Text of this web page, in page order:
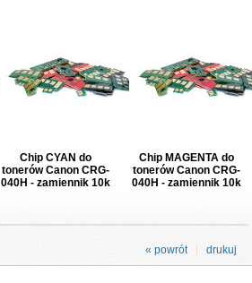
Chip CYAN do
tonerów Canon CRG-
040H - zamiennik 10k
Chip MAGENTA do
tonerów Canon CRG-
040H - zamiennik 10k
drukuj
« powrót